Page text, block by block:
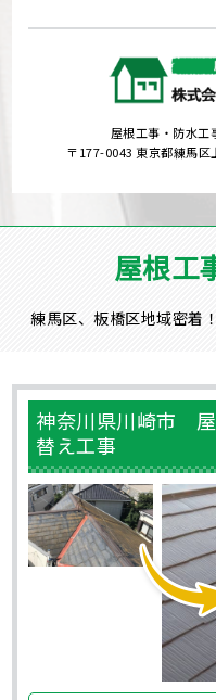
屋根工事・防水工
〒177-0043 東京都練馬
屋根工
練馬区、板橋区地域密着
神奈川県川崎市
替え工事